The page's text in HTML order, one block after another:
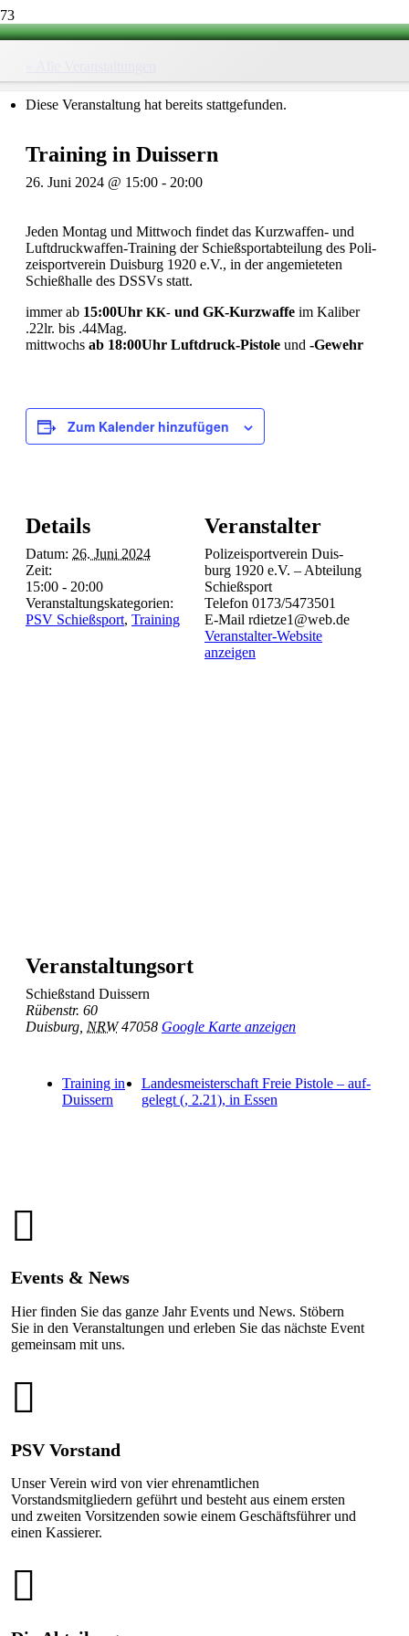
Diese Veranstaltung hat bereits stattgefunden.
Trai­ning in Duissern
26. Juni 2024 @ 15:00 - 20:00
Jeden Mon­tag und Mitt­woch fin­det das Kurz­waf­fen- und
Luft­druck­waf­fen-Trai­ning der Schieß­sport­ab­tei­lung des Poli­
zei­sport­ver­ein Duis­burg 1920 e.V., in der ange­mie­te­ten
Schieß­halle des DSSVs statt.
immer ab 15:00Uhr KK- und GK-Kurz­waffe im Kali­ber
.22lr. bis .44Mag.
mitt­wochs ab 18:00Uhr Luft­druck-Pis­tole und -Gewehr
Zum Kalender hinzufügen
Details
Datum: 26. Juni 2024
Zeit:
15:00 - 20:00
Veranstaltungskategorien:
PSV Schießsport, Training
Veranstalter
Poli­zei­sport­ver­ein Duis­
burg 1920 e.V. – Abtei­lung
Schießsport
Telefon 0173/5473501
E-Mail rdietze1@web.de
Veranstalter-Website
anzeigen
Veranstaltungsort
Schieß­stand Duissern
Rübenstr. 60
Duisburg NRW 47058 Google Karte anzeigen
Trai­ning in
Duissern
Lan­des­meis­ter­schaft Freie Pis­tole – auf­
ge­legt (, 2.21), in Essen
Events & News
Hier finden Sie das ganze Jahr Events und News. Stöbern
Sie in den Veranstaltungen und erleben Sie das nächste Event
gemeinsam mit uns.
PSV Vorstand
Unser Verein wird von vier ehrenamtlichen
Vorstandsmitgliedern geführt und besteht aus einem ersten
und zweiten Vorsitzenden sowie einem Geschäftsführer und
einen Kassierer.